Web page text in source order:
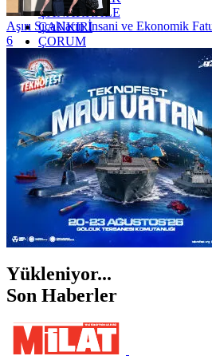
ÇANAKKALE
ÇANKIRI
ÇORUM
İSTANBUL
İZMİR
ŞANLIURFA
ŞIRNAK
Aşırı Sıcakların İnsani ve Ekonomik
6
Yükleniyor...
Son Haberler